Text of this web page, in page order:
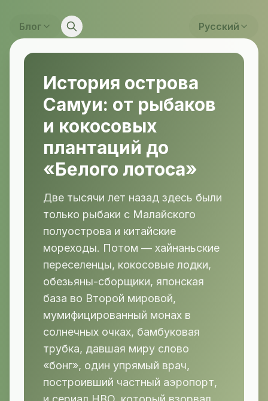
Блог Русский
История острова
Самуи: от рыбаков
и кокосовых
плантаций до
«Белого лотоса»
Две тысячи лет назад здесь были
только рыбаки с Малайского
полуострова и китайские
мореходы. Потом — хайнаньские
переселенцы, кокосовые лодки,
обезьяны-сборщики, японская
база во Второй мировой,
мумифицированный монах в
солнечных очках, бамбуковая
трубка, давшая миру слово
«бонг», один упрямый врач,
построивший частный аэропорт,